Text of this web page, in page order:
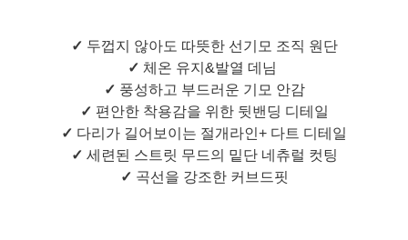
✓ 두껍지 않아도 따뜻한 선기모 조직 원단
✓ 체온 유지&발열 데님
✓ 풍성하고 부드러운 기모 안감
✓ 편안한 착용감을 위한 뒷밴딩 디테일
✓ 다리가 길어보이는 절개라인+ 다트 디테일
✓ 세련된 스트릿 무드의 밑단 네츄럴 컷팅
✓ 곡선을 강조한 커브드핏